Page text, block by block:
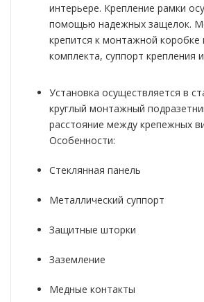
интерьере. Крепление рамки
помощью надежных защелок.
крепится к монтажной коробке
комплекта, суппорт крепления
Установка осуществляется в
круглый монтажный
расстояние между крепежных
Особенности:
Стеклянная панель
Металлический суппорт
Защитные шторки
Заземление
Медные контакты